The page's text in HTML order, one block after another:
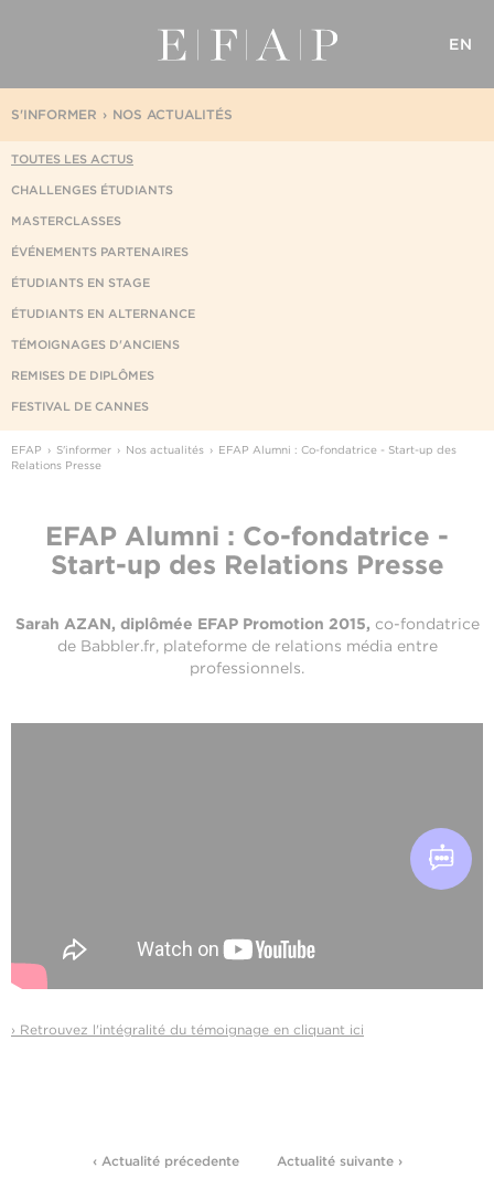
EN
NOS ACTUALITÉS
S'INFORMER
TOUTES LES ACTUS
CHALLENGES ÉTUDIANTS
MASTERCLASSES
ÉVÉNEMENTS PARTENAIRES
ÉTUDIANTS EN STAGE
ÉTUDIANTS EN ALTERNANCE
TÉMOIGNAGES D'ANCIENS
REMISES DE DIPLÔMES
FESTIVAL DE CANNES
EFAP S'informer Nos actualités
EFAP Alumni : Co-fondatrice - Start-up des
Relations Presse
EFAP Alumni : Co-fondatrice -
Start-up des Relations Presse
Sarah AZAN, diplômée EFAP Promotion 2015, co-fondatrice
de Babbler.fr, plateforme de relations média entre
professionnels.
› Retrouvez l'intégralité du témoignage en cliquant ici
‹ Actualité précedente Actualité suivante ›